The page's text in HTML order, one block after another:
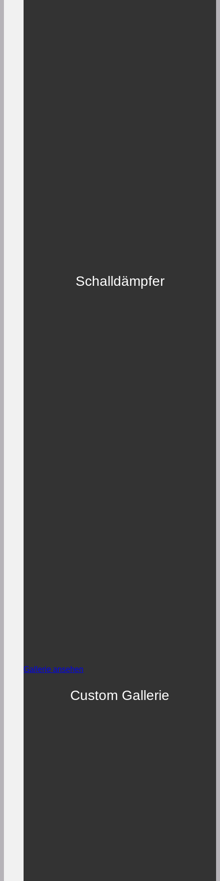
Schalldämpfer
Gallerie ansehen
Custom Gallerie